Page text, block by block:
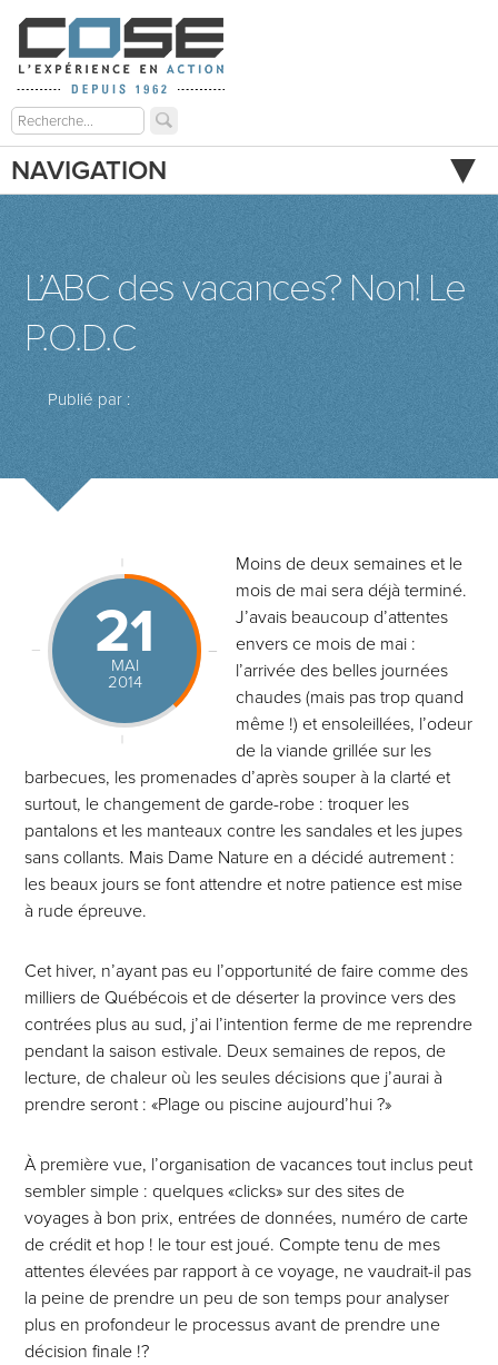
NAVIGATION
L’ABC des vacances? Non! Le
P.O.D.C
Publié par :
21
MAI
2014
Moins de deux semaines et le
mois de mai sera déjà terminé.
J’avais beaucoup d’attentes
envers ce mois de mai :
l’arrivée des belles journées
chaudes (mais pas trop quand
même !) et ensoleillées, l’odeur
de la viande grillée sur les
barbecues, les promenades d’après souper à la clarté et
surtout, le changement de garde-robe : troquer les
pantalons et les manteaux contre les sandales et les jupes
sans collants. Mais Dame Nature en a décidé autrement :
les beaux jours se font attendre et notre patience est mise
à rude épreuve.
Cet hiver, n’ayant pas eu l’opportunité de faire comme des
milliers de Québécois et de déserter la province vers des
contrées plus au sud, j’ai l’intention ferme de me reprendre
pendant la saison estivale. Deux semaines de repos, de
lecture, de chaleur où les seules décisions que j’aurai à
prendre seront : «Plage ou piscine aujourd’hui ?»
À première vue, l’organisation de vacances tout inclus peut
sembler simple : quelques «clicks» sur des sites de
voyages à bon prix, entrées de données, numéro de carte
de crédit et hop ! le tour est joué. Compte tenu de mes
attentes élevées par rapport à ce voyage, ne vaudrait-il pas
la peine de prendre un peu de son temps pour analyser
plus en profondeur le processus avant de prendre une
décision finale !?